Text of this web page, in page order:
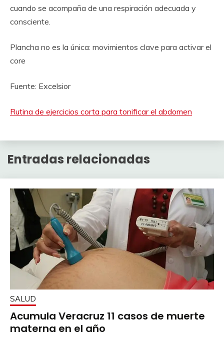
cuando se acompaña de una respiración adecuada y
consciente.
Plancha no es la única: movimientos clave para activar el
core
Fuente: Excelsior
Rutina de ejercicios corta para tonificar el abdomen
Entradas relacionadas
SALUD
Acumula Veracruz 11 casos de muerte
materna en el año